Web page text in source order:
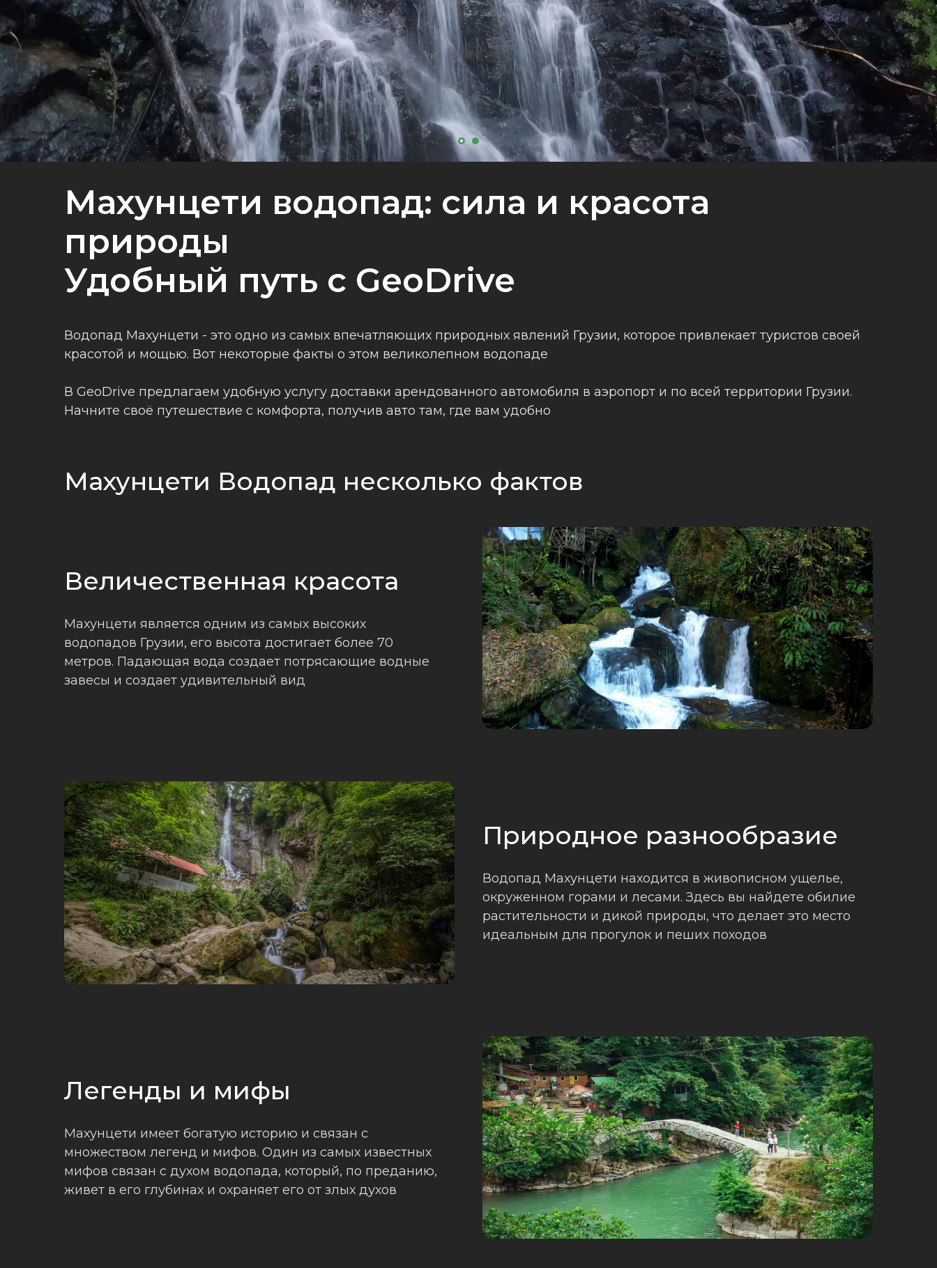
Махунцети водопад: сила и красота
природы
Удобный путь с GeoDrive
Водопад Махунцети - это одно из самых впечатляющих природных явлений Грузии, которое привлекает туристов своей
красотой и мощью. Вот некоторые факты о этом великолепном водопаде
В GeoDrive предлагаем удобную услугу доставки арендованного автомобиля в аэропорт и по всей территории Грузии.
Начните своё путешествие с комфорта, получив авто там, где вам удобно
Махунцети Водопад несколько фактов
Величественная красота
Махунцети является одним из самых высоких
водопадов Грузии, его высота достигает более 70
метров. Падающая вода создает потрясающие водные
завесы и создает удивительный вид
Природное разнообразие
Водопад Махунцети находится в живописном ущелье,
окруженном горами и лесами. Здесь вы найдете обилие
растительности и дикой природы, что делает это место
идеальным для прогулок и пеших походов
Легенды и мифы
Махунцети имеет богатую историю и связан с
множеством легенд и мифов. Один из самых известных
мифов связан с духом водопада, который, по преданию,
живет в его глубинах и охраняет его от злых духов